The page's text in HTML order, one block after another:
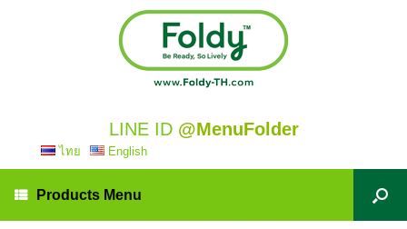
LINE ID @MenuFolder
ไทย English
Products Menu